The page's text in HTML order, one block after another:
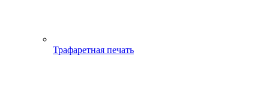
Трафаретная печать